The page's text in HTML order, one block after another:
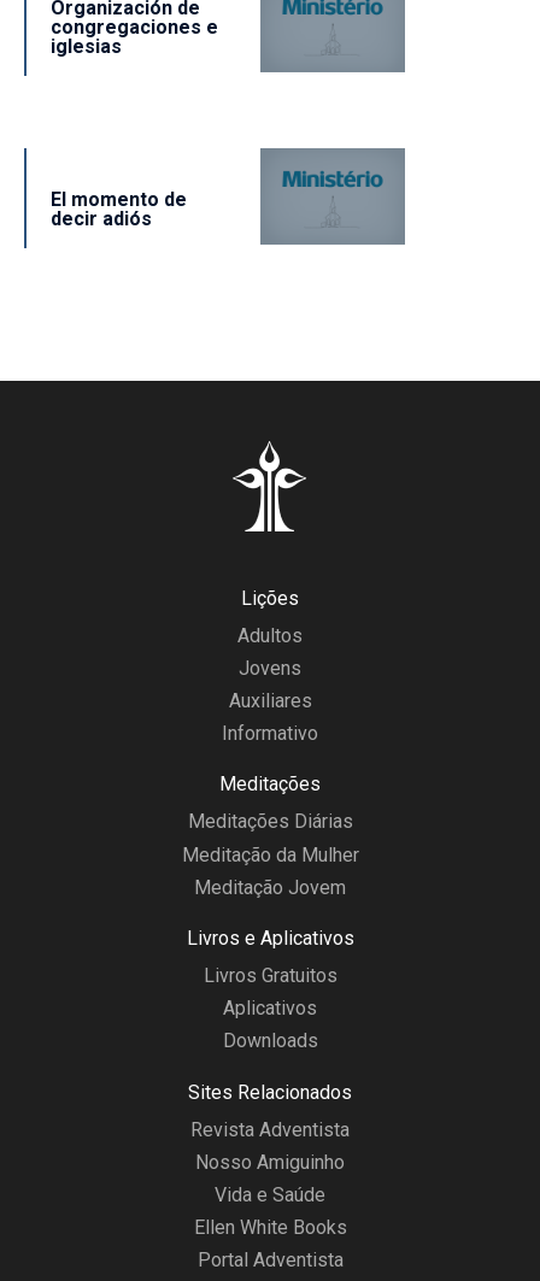
Organización de
congregaciones e
iglesias
El momento de
decir adiós
Lições
Adultos
Jovens
Auxiliares
Informativo
Meditações
Meditações Diárias
Meditação da Mulher
Meditação Jovem
Livros e Aplicativos
Livros Gratuitos
Aplicativos
Downloads
Sites Relacionados
Revista Adventista
Nosso Amiguinho
Vida e Saúde
Ellen White Books
Portal Adventista